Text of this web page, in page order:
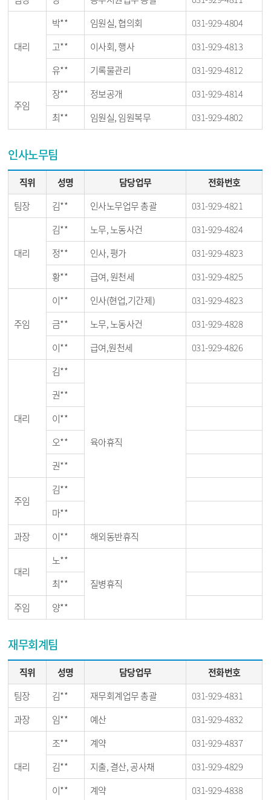
대리
박** 임원실, 협의회
031-929-4804
고**
이사회, 행사
031-929-4813
유**
기록물관리 031-929-4812
주임
장** 정보공개
031-929-4814
최**
임원실, 임원복무 031-929-4802
인사노무팀
직위 성명 담당업무
전화번호
팀장
김** 인사노무업무 총괄 031-929-4821
대리
김** 노무, 노동사건
031-929-4824
정**
인사, 평가
031-929-4823
황**
급여, 원천세 031-929-4825
주임
이** 인사(현업,기간제)
031-929-4823
금**
노무, 노동사건
031-929-4828
이**
급여,원천세 031-929-4826
대리
김**
육아휴직
권**
이**
오**
권**
주임
김**
마**
과장
이** 해외동반휴직
대리
노**
질병휴직
최**
주임
양**
재무회계팀
직위 성명 담당업무
전화번호
팀장
김** 재무회계업무 총괄
031-929-4831
과장
임** 예산 031-929-4832
대리
조** 계약
031-929-4837
김**
지출, 결산, 공사채
031-929-4829
이**
계약 031-929-4838